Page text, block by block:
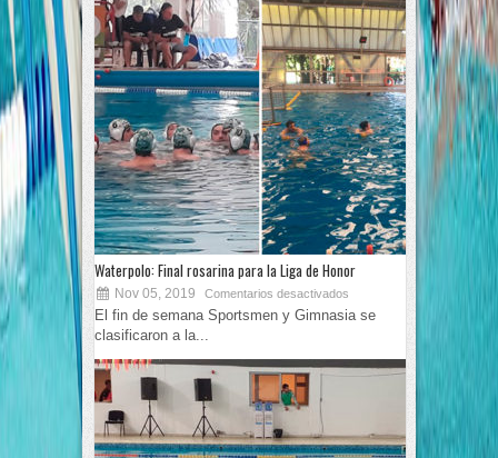
Waterpolo: Final rosarina para la Liga de Honor
Nov 05, 2019 Comentarios desactivados
El fin de semana Sportsmen y Gimnasia se
clasificaron a la...